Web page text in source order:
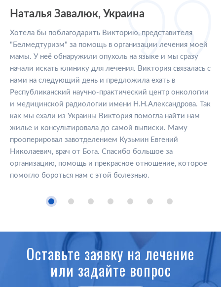
Наталья Завалюк, Украина
Хотела бы поблагодарить Викторию, представителя
"Белмедтуризм" за помощь в организации лечения моей
мамы. У неё обнаружили опухоль на языке и мы сразу
начали искать клинику для лечения. Виктория связалась с
нами на следующий день и предложила ехать в
Республиканский научно-практический центр онкологии
и медицинской радиологии имени Н.Н.Александрова. Так
как мы ехали из Украины Виктория помогла найти нам
жилье и консультировала до самой выписки. Маму
прооперировал завотделением Кузьмин Евгений
Николаевич, врач от Бога. Спасибо большое за
организацию, помощь и прекрасное отношение, которое
помогло бороться нам с этой болезнью.
Оставьте заявку на лечение
или задайте вопрос